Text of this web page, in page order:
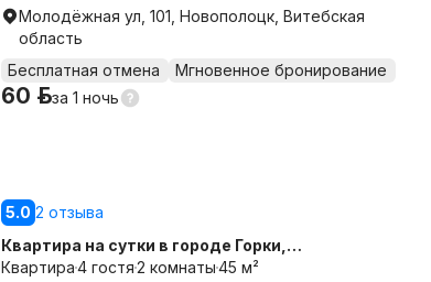
Молодёжная ул, 101, Новополоцк, Витебская
область
Бесплатная отмена
Мгновенное бронирование
60 р.за 1 ночь
5.0 2 отзыва
Квартира на сутки в городе Горки,
командированным, гостям города
Квартира4 гостя2 комнаты45 м²